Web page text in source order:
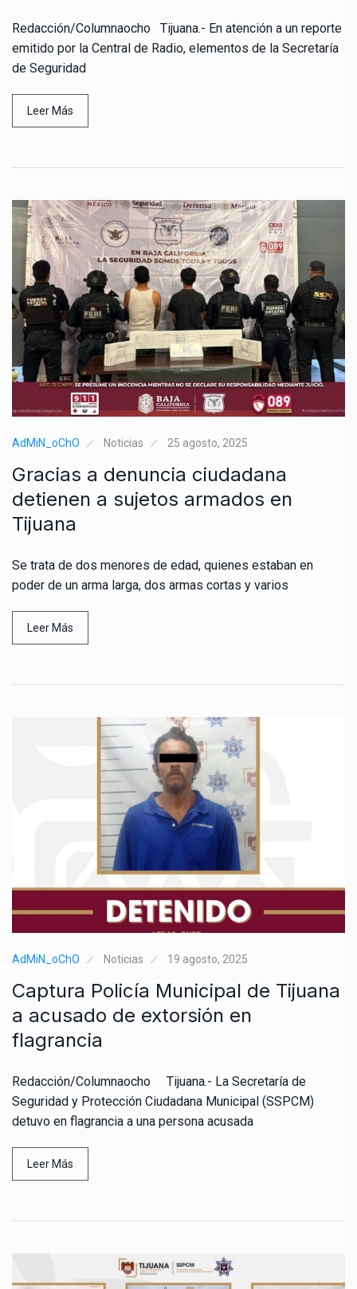
Redacción/Columnaocho Tijuana.- En atención a un reporte
emitido por la Central de Radio, elementos de la Secretaría
de Seguridad
Leer Más
AdMiN_oChO Noticias 25 agosto, 2025
Gracias a denuncia ciudadana
detienen a sujetos armados en
Tijuana
Se trata de dos menores de edad, quienes estaban en
poder de un arma larga, dos armas cortas y varios
Leer Más
AdMiN_oChO Noticias 19 agosto, 2025
Captura Policía Municipal de Tijuana
a acusado de extorsión en
flagrancia
Redacción/Columnaocho Tijuana.- La Secretaría de
Seguridad y Protección Ciudadana Municipal (SSPCM)
detuvo en flagrancia a una persona acusada
Leer Más